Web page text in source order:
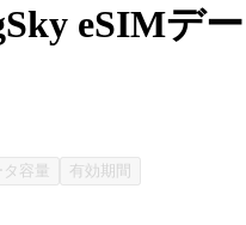
eSIMデー
容量 有効期間